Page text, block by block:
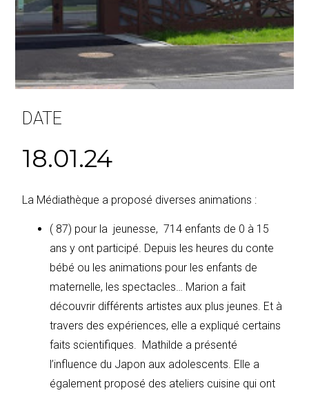
DATE
18.01.24
La Médiathèque a proposé diverses animations :
( 87) pour la jeunesse, 714 enfants de 0 à 15
ans y ont participé. Depuis les heures du conte
bébé ou les animations pour les enfants de
maternelle, les spectacles… Marion a fait
découvrir différents artistes aux plus jeunes. Et à
travers des expériences, elle a expliqué certains
faits scientifiques. Mathilde a présenté
l’influence du Japon aux adolescents. Elle a
également proposé des ateliers cuisine qui ont